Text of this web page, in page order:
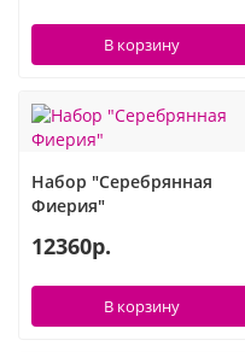
Супергерои
Тачки
Уэнсдей мрачная девочка
В корзину
Набор "Серебрянная
Фиерия"
12360р.
В корзину